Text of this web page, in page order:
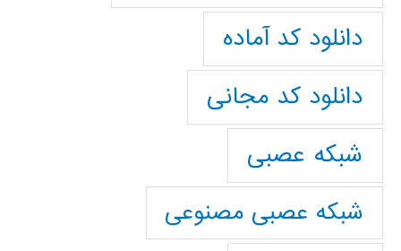
دانلود کد آماده
دانلود کد مجانی
شبکه عصبی
شبکه عصبی مصنوعی